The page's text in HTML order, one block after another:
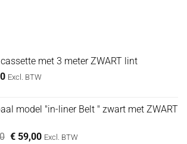
met 3 meter ZWART lint
Excl. BTW
model "in-liner Belt " zwart met ZWART
Oorspronkelijke
€59,00Huidige
Excl. BTW